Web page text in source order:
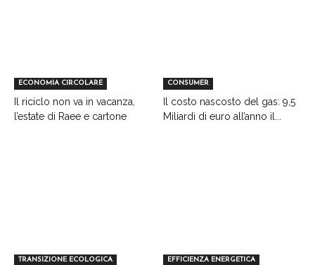
ECONOMIA CIRCOLARE
Il riciclo non va in vacanza,
l’estate di Raee e cartone
CONSUMER
Il costo nascosto del gas: 9,5
Miliardi di euro all’anno il...
TRANSIZIONE ECOLOGICA EFFICIENZA ENERGETICA